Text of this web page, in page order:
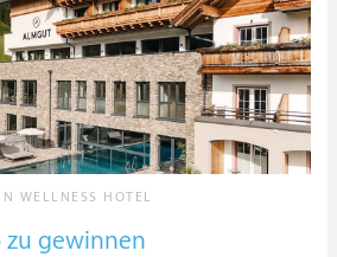
WELLNESS HOTEL
zu gewinnen